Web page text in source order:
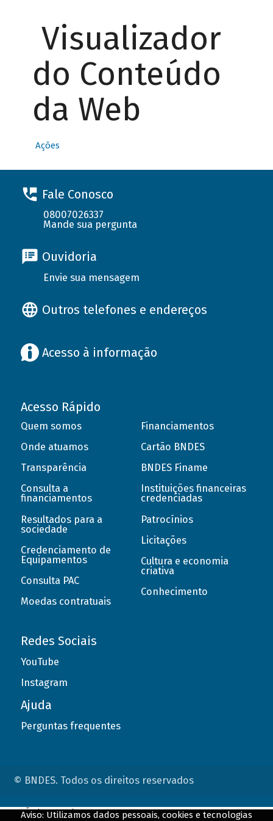
Visualizador
do Conteúdo
da Web
Ações
Fale Conosco
08007026337
Mande sua pergunta
Ouvidoria
Envie sua mensagem
Outros telefones e endereços
Acesso à informação
Acesso Rápido
Quem somos
Onde atuamos
Transparência
Consulta a
financiamentos
Resultados para a
sociedade
Credenciamento de
Equipamentos
Consulta PAC
Moedas contratuais
Financiamentos
Cartão BNDES
BNDES Finame
Instituições financeiras
credenciadas
Patrocínios
Licitações
Cultura e economia
criativa
Conhecimento
Redes Sociais
YouTube
Instagram
Ajuda
Perguntas frequentes
© BNDES. Todos os direitos reservados
Aviso: Utilizamos dados pessoais, cookies e tecnologias
ConteÃºdo complementar